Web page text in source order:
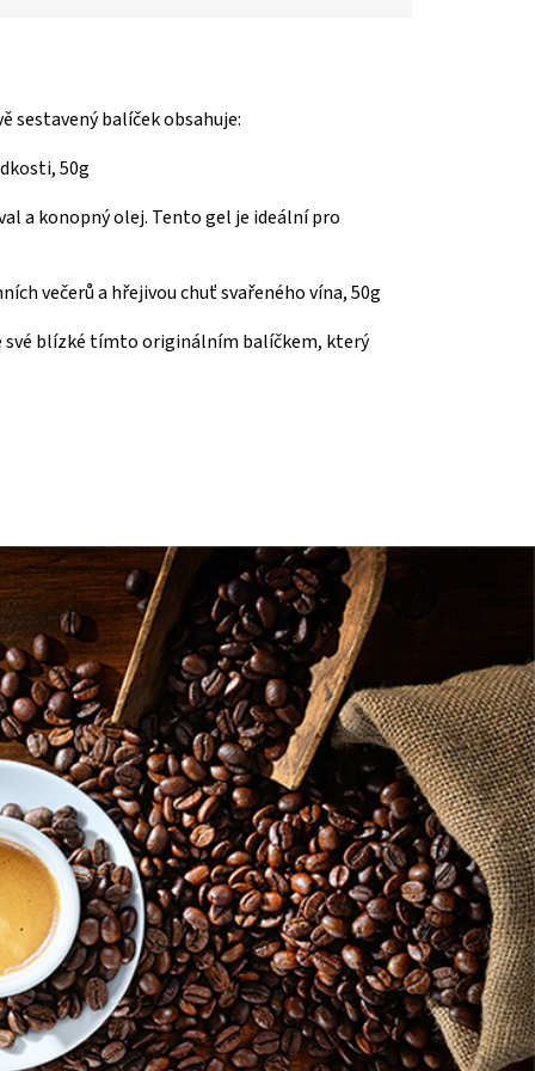
sestavený balíček obsahuje:
50g
a konopný olej. Tento gel je ideální pro
večerů a hřejivou chuť svařeného vína, 50g
své blízké tímto originálním balíčkem, který